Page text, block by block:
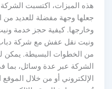
هذه الميزات، اكتسبت
جعلها وجهة مفضلة للعديد من
وخارجها. كيفية حجز خدمة
ونيت نقل عفش مع شركة دباب
من الخطوات البسيطة. يمكن
الشركة عبر عدة وسائل، بما في
الإلكتروني أو من خلال الموقع